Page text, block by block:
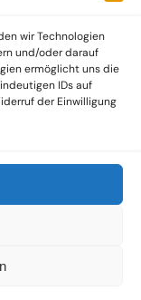
wir Technologien
und/oder darauf
ermöglicht uns die
IDs auf
der Einwilligung
und -Formaten auf
bewertete
Künstler und
Lösungen
– DUBOX –
of Vinyl Arts